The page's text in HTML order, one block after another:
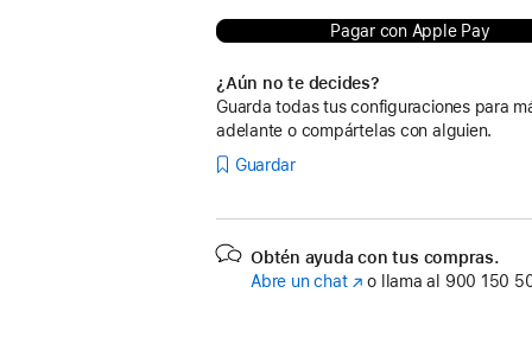
Pagar con Apple Pay
¿Aún no te decides?
Guarda todas tus configuraciones para
adelante o compártelas con alguien.
Guardar
Obtén ayuda con tus compras.
Abre un chat(Seo llama al 900 150